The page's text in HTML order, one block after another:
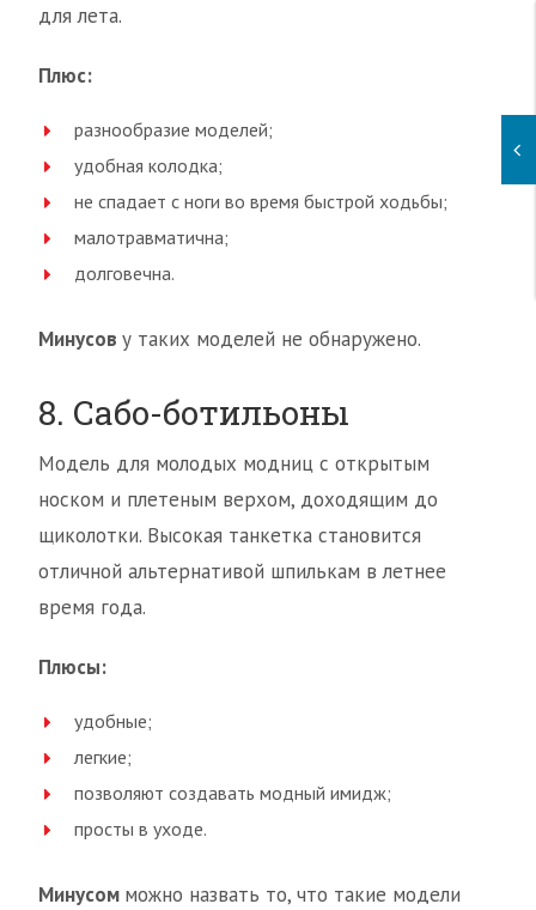
для лета.
Плюс:
разнообразие моделей;
удобная колодка;
не спадает с ноги во время быстрой ходьбы;
малотравматична;
долговечна.
Минусов у таких моделей не обнаружено.
8. Сабо-ботильоны
Модель для молодых модниц с открытым
носком и плетеным верхом, доходящим до
щиколотки. Высокая танкетка становится
отличной альтернативой шпилькам в летнее
время года.
Плюсы:
удобные;
легкие;
позволяют создавать модный имидж;
просты в уходе.
Минусом можно назвать то, что такие модели